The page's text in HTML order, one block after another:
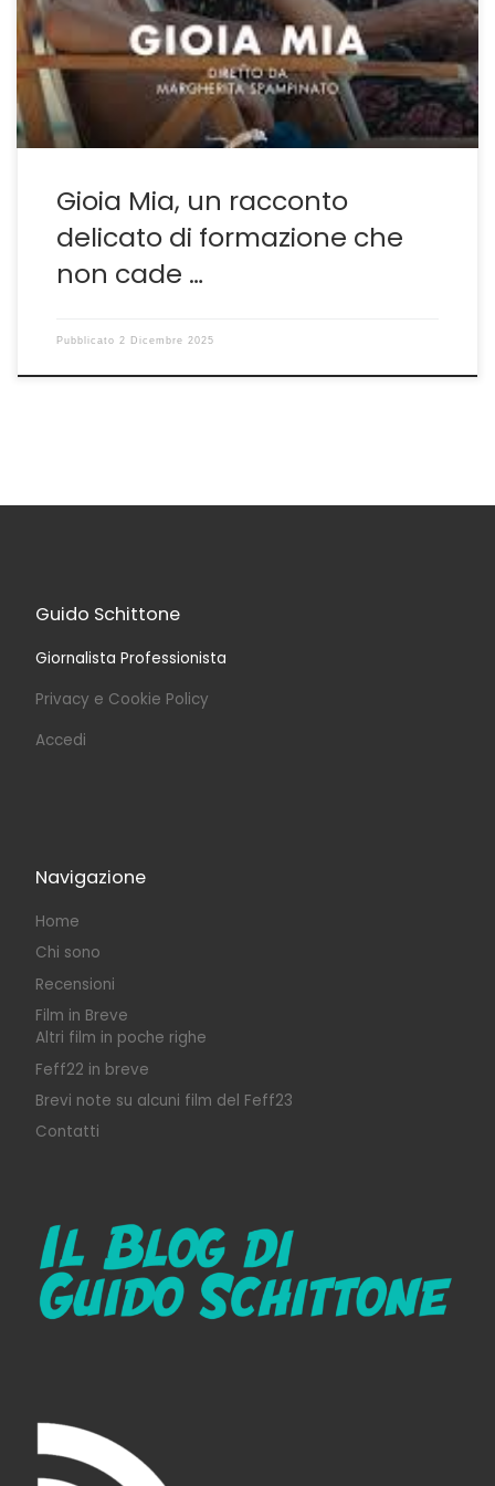
neofita in senso tecnico. Negli anni ha potuto lavorare
come segretaria di edizione o supervisore alle
sceneggiature o al casting a fianco di molti autori
interessanti, Michelangelo […]
Gioia Mia, un racconto
delicato di formazione che
non cade …
Pubblicato 2 Dicembre 2025
Guido Schittone
Giornalista Professionista
Privacy e Cookie Policy
Accedi
Navigazione
Home
Chi sono
Recensioni
Film in Breve
Altri film in poche righe
Feff22 in breve
Brevi note su alcuni film del Feff23
Contatti